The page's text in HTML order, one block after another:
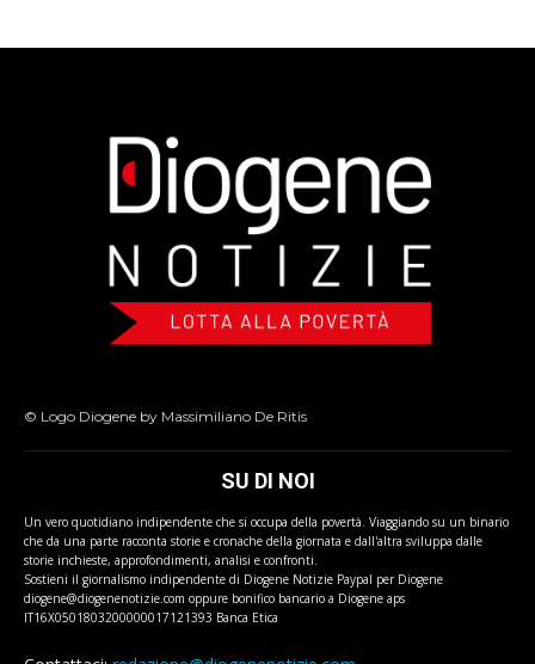
© Logo Diogene by Massimiliano De Ritis
SU DI NOI
Un vero quotidiano indipendente che si occupa della povertà. Viaggiando su un binario
che da una parte racconta storie e cronache della giornata e dall'altra sviluppa dalle
storie inchieste, approfondimenti, analisi e confronti.
Sostieni il giornalismo indipendente di Diogene Notizie Paypal per Diogene
diogene@diogenenotizie.com oppure bonifico bancario a Diogene aps
IT16X0501803200000017121393 Banca Etica